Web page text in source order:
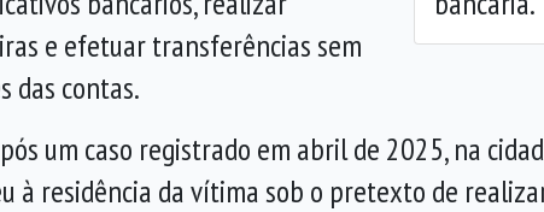
e efetuar transferências sem
das contas.
um caso registrado em abril de 2025, na
à residência da vítima sob o pretexto de